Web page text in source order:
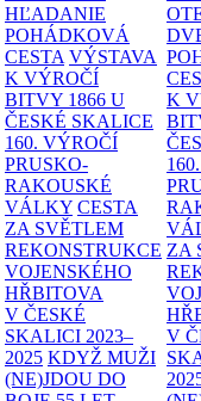
HĽADANIE
POHÁDKOVÁ
CESTA VÝSTAVA
K VÝROČÍ
BITVY 1866 U
ČESKÉ SKALICE
160. VÝROČÍ
PRUSKO-
RAKOUSKÉ
VÁLKY CESTA
ZA SVĚTLEM
REKONSTRUKCE
VOJENSKÉHO
HŘBITOVA
V ČESKÉ
SKALICI 2023–
2025 KDYŽ MUŽI
(NE)JDOU DO
K
ZA
V